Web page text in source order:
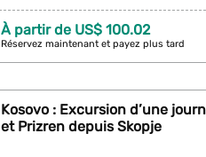
À partir de US$ 100.02
Réservez maintenant et payez plus tard
Kosovo : Excursion d’une
et Prizren depuis Skopje